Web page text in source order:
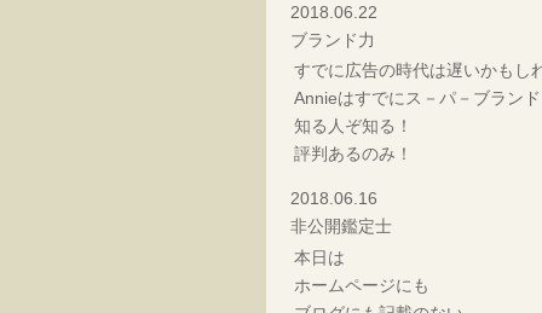
2018.06.22
ブランド力
すでに広告の時代は遅いかもし
Annieはすでにス－パ－ブラン
知る人ぞ知る！
評判あるのみ！
2018.06.16
非公開鑑定士
本日は
ホームページにも